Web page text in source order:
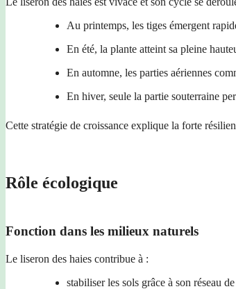
Au printemps, les tiges émergent
En été, la plante atteint sa pleine
En automne, les parties aériennes
En hiver, seule la partie souterraine
Cette stratégie de croissance explique la forte
Rôle écologique
Fonction dans les milieux naturels
Le liseron des haies contribue à :
stabiliser les sols grâce à son réseau